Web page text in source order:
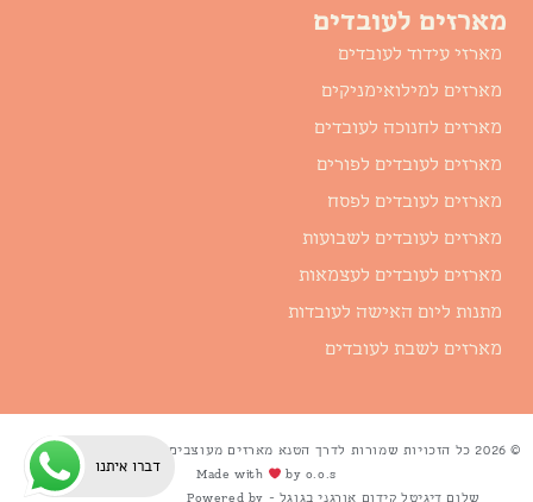
מארזים לעובדים
מארזי עידוד לעובדים
מארזים למילואימניקים
מארזים לחנוכה לעובדים
מארזים לעובדים לפורים
מארזים לעובדים לפסח
מארזים לעובדים לשבועות
מארזים לעובדים לעצמאות
מתנות ליום האישה לעובדות
מארזים לשבת לעובדים
© 2026 כל הזכויות שמורות לדרך הטנא מארזים מעוצבים
Made with
by o.o.s
שלום דיגיטל קידום אורגני בגוגל - Powered by
דברו איתנו